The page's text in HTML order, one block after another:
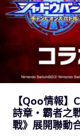
【Qoo情報
詩章‧霸者之
戰》展開聯動